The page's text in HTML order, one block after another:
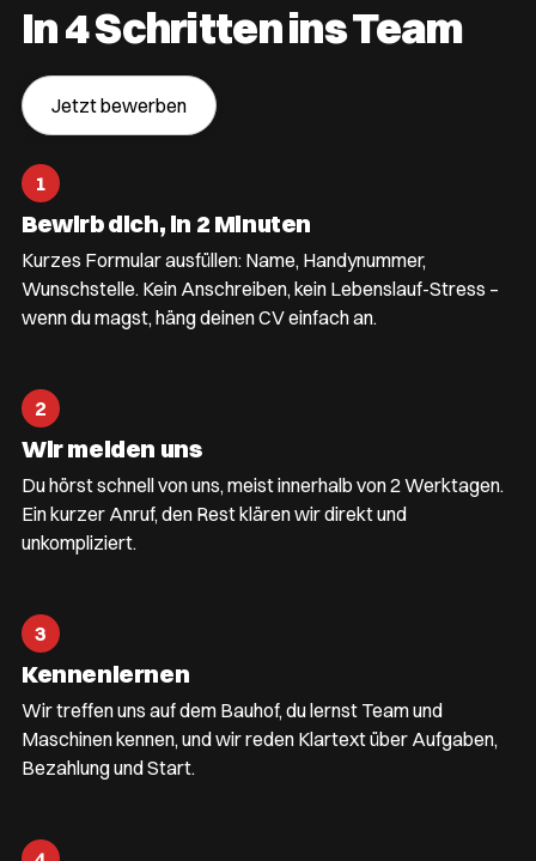
In 4 Schritten ins Team
Jetzt bewerben
1
Bewirb dich, in 2 Minuten
Kurzes Formular ausfüllen: Name, Handynummer,
Wunschstelle. Kein Anschreiben, kein Lebenslauf-Stress –
wenn du magst, häng deinen CV einfach an.
2
Wir melden uns
Du hörst schnell von uns, meist innerhalb von 2 Werktagen.
Ein kurzer Anruf, den Rest klären wir direkt und
unkompliziert.
3
Kennenlernen
Wir treffen uns auf dem Bauhof, du lernst Team und
Maschinen kennen, und wir reden Klartext über Aufgaben,
Bezahlung und Start.